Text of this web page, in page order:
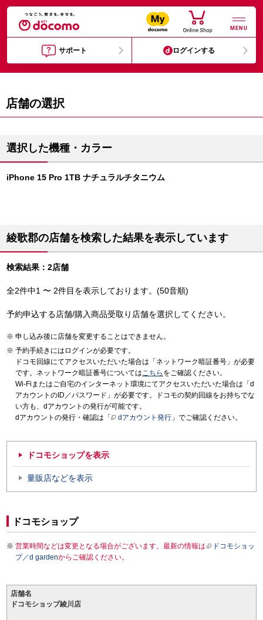
MENU
サポート ログインする
店舗の選択
選択した機種・カラー
iPhone 15 Pro 1TB ナチュラルチタニウム
綾歌郡の店舗を検索した結果を表示しています
検索結果：2店舗
全2件中1 〜 2件目を表示しております。(50音順)
予約申込する店舗/購入商品受取り店舗を選択してください。
申し込み後に店舗を変更することはできません。
予約手続きにはログインが必要です。
ドコモ回線にてアクセスいただいた場合は「ネットワーク暗証番号」が必要
です。ネットワーク暗証番号についてはこちら をご確認ください。
Wi-Fiまたはご自宅のインターネット環境にてアクセスいただいた場合は「d
アカウントのID／パスワード」が必要です。ドコモの契約回線をお持ちでな
い方も、dアカウントの発行が可能です。
dアカウントの発行・確認は「
dアカウント発行 」でご確認ください。
ドコモショップを表示
量販店などを表示
ドコモショップ
営業時間などは変更となる場合がございます。最新の情報は
ドコモショッ
プ／d gardenからご確認ください。
店舗名
ドコモショップ綾川店